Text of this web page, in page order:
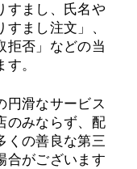
すまし、氏名や
まし注文」、
拒否」などの当
。
円滑なサービス
のみならず、配
くの善良な第三
合がございます